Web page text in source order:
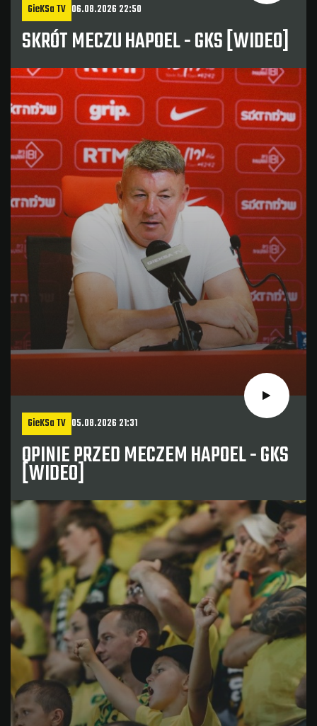
GieKSa TV 06.08.2026 22:50
SKRÓT MECZU HAPOEL - GKS [WIDEO]
GieKSa TV 05.08.2026 21:31
OPINIE PRZED MECZEM HAPOEL - GKS
[WIDEO]